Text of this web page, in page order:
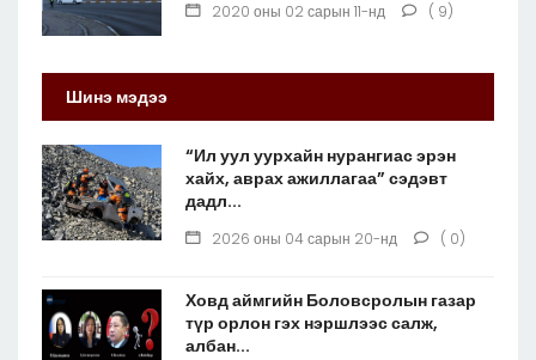
2020 оны 02 сарын 11-нд ( 9)
Шинэ мэдээ
“Ил уул уурхайн нурангиас эрэн
хайх, аврах ажиллагаа” сэдэвт
дадл...
2026 оны 04 сарын 20-нд ( 0)
Ховд аймгийн Боловсролын газар
түр орлон гэх нэршлээс салж,
албан...